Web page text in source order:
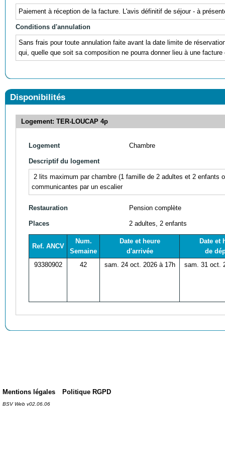
Paiement à réception de la facture. L'avis définitif de séjour - à
Conditions d'annulation
Sans frais pour toute annulation faite avant la date limite de
qui, quelle que soit sa composition ne pourra donner lieu à une
Disponibilités
Logement: TER-LOUCAP 4p
Logement Chambre
Descriptif du logement
2 lits maximum par chambre (1 famille de 2 adultes et 2
communicantes par un escalier
Restauration Pension complète
Places 2 adultes, 2 enfants
Ref. ANCV
Num.
Semaine
Date et heure
d'arrivée
Date et
de
93380902
42 sam. 24 oct. 2026 à 17h sam. 31 oct.
Mentions légales Politique RGPD
BSV Web v02.06.06